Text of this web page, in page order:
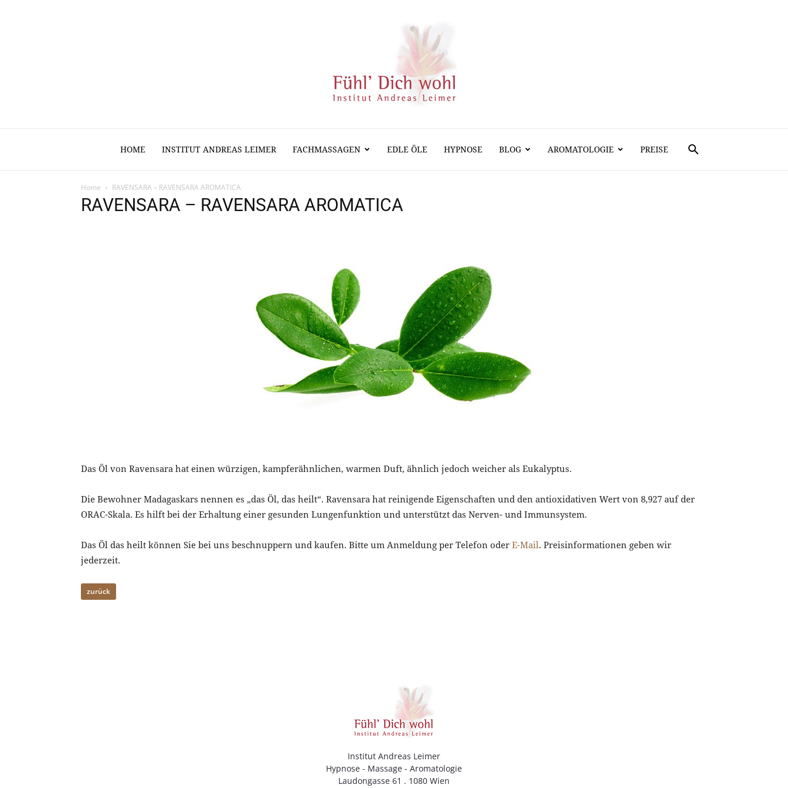
Massage
HOME INSTITUT ANDREAS LEIMER FACHMASSAGEN EDLE ÖLE HYPNOSE BLOG AROMATOLOGIE PREISE
Home RAVENSARA – RAVENSARA AROMATICA
RAVENSARA – RAVENSARA AROMATICA
Das Öl von Ravensara hat einen würzigen, kampferähnlichen, warmen Duft, ähnlich jedoch weicher als Eukalyptus.
Die Bewohner Madagaskars nennen es „das Öl, das heilt“. Ravensara hat reinigende Eigenschaften und den antioxidativen Wert von 8,927 auf der
ORAC-Skala. Es hilft bei der Erhaltung einer gesunden Lungenfunktion und unterstützt das Nerven- und Immunsystem.
Das Öl das heilt können Sie bei uns beschnuppern und kaufen. Bitte um Anmeldung per Telefon oder E-Mail. Preisinformationen geben wir
jederzeit.
zurück
Institut Andreas Leimer
Hypnose - Massage - Aromatologie
Laudongasse 61 . 1080 Wien